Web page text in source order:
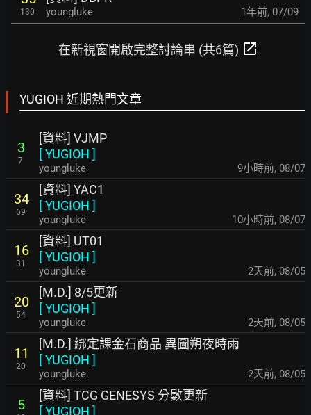
130 youngluke 1年前, 07/09
在新視窗開啟完整討論串 (共6篇) open_in_new
YUGIOH 近期熱門文章
3
7
[資料] VJMP
[YUGIOH ]
youngluke 9小時前, 08/07
34
69
[資料] YAC1
[YUGIOH ]
youngluke 10小時前, 08/07
16
31
[資料] UT01
[YUGIOH ]
youngluke 2天前, 08/05
20
54
[M.D.] 8/5更新
[YUGIOH ]
youngluke 2天前, 08/05
11
20
[M.D.] 綁定課金石商品 異圖朔夜時雨
[YUGIOH ]
youngluke 2天前, 08/05
5
[資料] TCG GENESYS 分數更新
[YUGIOH ]